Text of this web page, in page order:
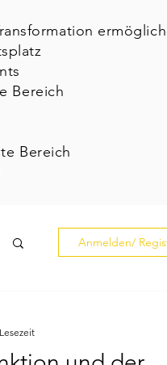
Bereich
Bereich
Anmelden/